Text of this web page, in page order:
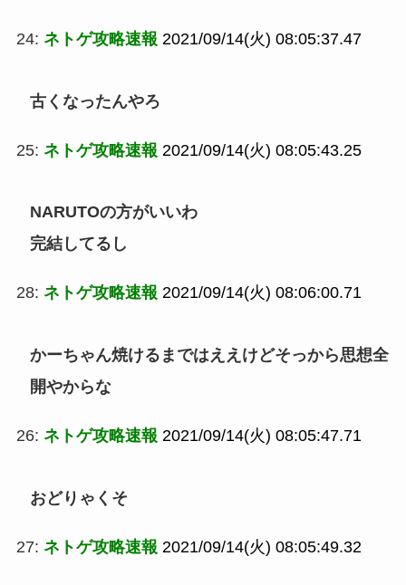
24: ネトゲ攻略速報 2021/09/14(火) 08:05:37.47
古くなったんやろ
25: ネトゲ攻略速報 2021/09/14(火) 08:05:43.25
NARUTOの方がいいわ
完結してるし
28: ネトゲ攻略速報 2021/09/14(火) 08:06:00.71
かーちゃん焼けるまではええけどそっから思想全
開やからな
26: ネトゲ攻略速報 2021/09/14(火) 08:05:47.71
おどりゃくそ
27: ネトゲ攻略速報 2021/09/14(火) 08:05:49.32